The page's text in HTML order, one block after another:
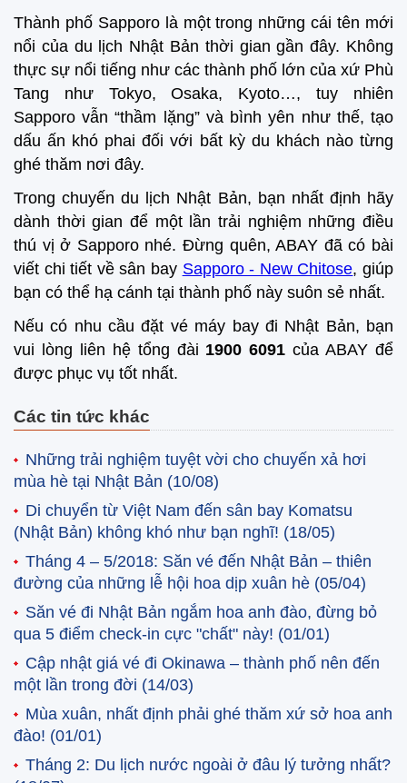
Thành phố Sapporo là một trong những cái tên mới
nổi của du lịch Nhật Bản thời gian gần đây. Không
thực sự nổi tiếng như các thành phố lớn của xứ Phù
Tang như Tokyo, Osaka, Kyoto…, tuy nhiên
Sapporo vẫn “thầm lặng” và bình yên như thế, tạo
dấu ấn khó phai đối với bất kỳ du khách nào từng
ghé thăm nơi đây.
Trong chuyến du lịch Nhật Bản, bạn nhất định hãy
dành thời gian để một lần trải nghiệm những điều
thú vị ở Sapporo nhé. Đừng quên, ABAY đã có bài
viết chi tiết về sân bay Sapporo - New Chitose, giúp
bạn có thể hạ cánh tại thành phố này suôn sẻ nhất.
Nếu có nhu cầu đặt vé máy bay đi Nhật Bản, bạn
vui lòng liên hệ tổng đài 1900 6091 của ABAY để
được phục vụ tốt nhất.
Các tin tức khác
Những trải nghiệm tuyệt vời cho chuyến xả hơi
mùa hè tại Nhật Bản (10/08)
Di chuyển từ Việt Nam đến sân bay Komatsu
(Nhật Bản) không khó như bạn nghĩ! (18/05)
Tháng 4 – 5/2018: Săn vé đến Nhật Bản – thiên
đường của những lễ hội hoa dịp xuân hè (05/04)
Săn vé đi Nhật Bản ngắm hoa anh đào, đừng bỏ
qua 5 điểm check-in cực "chất" này! (01/01)
Cập nhật giá vé đi Okinawa – thành phố nên đến
một lần trong đời (14/03)
Mùa xuân, nhất định phải ghé thăm xứ sở hoa anh
đào! (01/01)
Tháng 2: Du lịch nước ngoài ở đâu lý tưởng nhất?